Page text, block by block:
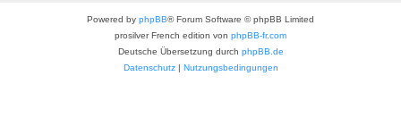
Powered by phpBB® Forum Software © phpBB Limited
prosilver French edition von phpBB-fr.com
Deutsche Übersetzung durch phpBB.de
Datenschutz| Nutzungsbedingungen